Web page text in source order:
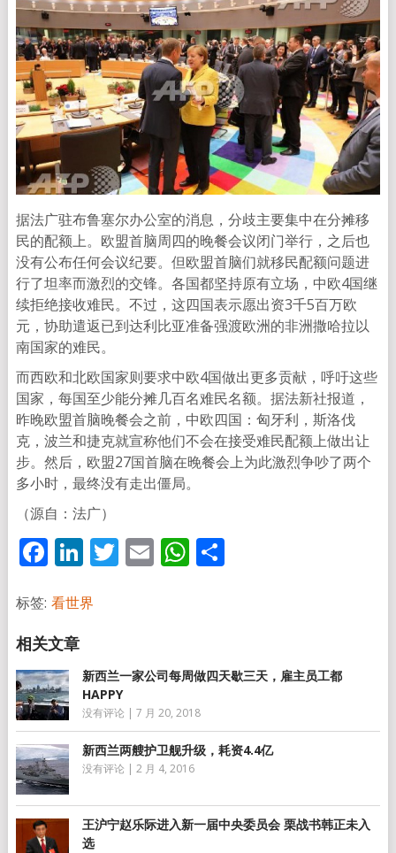
据法广驻布鲁塞尔办公室的消息，分歧主要集中在分摊移
民的配额上。欧盟首脑周四的晚餐会议闭门举行，之后也
没有公布任何会议纪要。但欧盟首脑们就移民配额问题进
行了坦率而激烈的交锋。各国都坚持原有立场，中欧4国继
续拒绝接收难民。不过，这四国表示愿出资3千5百万欧
元，协助遣返已到达利比亚准备强渡欧洲的非洲撒哈拉以
南国家的难民。
而西欧和北欧国家则要求中欧4国做出更多贡献，呼吁这些
国家，每国至少能分摊几百名难民名额。据法新社报道，
昨晚欧盟首脑晚餐会之前，中欧四国：匈牙利，斯洛伐
克，波兰和捷克就宣称他们不会在接受难民配额上做出让
步。然后，欧盟27国首脑在晚餐会上为此激烈争吵了两个
多小时，最终没有走出僵局。
（源自：法广）
Facebook
LinkedIn
Twitter
EmailWhatsApp
分
标签: 看世界
新西兰一家公司每周做四天歇三天，雇主员工都
HAPPY
没有评论 | 7 月 20, 2018
新西兰两艘护卫舰升级，耗资4.4亿
没有评论 | 2 月 4, 2016
王沪宁赵乐际进入新一届中央委员会 栗战书韩正未入
选